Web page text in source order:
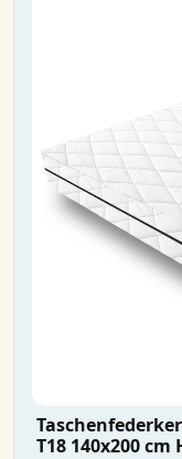
T18 140x200 cm